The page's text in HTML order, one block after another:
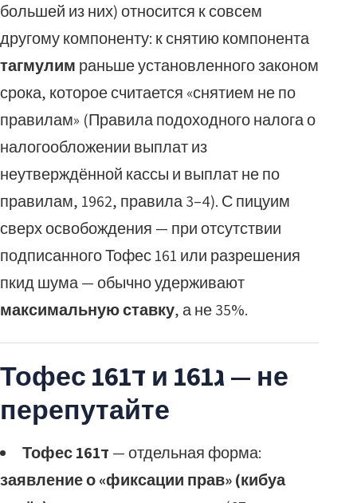
большей из них) относится к совсем
другому компоненту: к снятию компонента
тагмулим раньше установленного законом
срока, которое считается «снятием не по
правилам» (Правила подоходного налога о
налогообложении выплат из
неутверждённой кассы и выплат не по
правилам, 1962, правила 3–4). С пицуим
сверх освобождения — при отсутствии
подписанного Тофес 161 или разрешения
пкид шума — обычно удерживают
максимальную ставку, а не 35%.
Тофес 161ד и 161ג — не
перепутайте
Тофес 161ד — отдельная форма:
заявление о «фиксации прав» (кибуа